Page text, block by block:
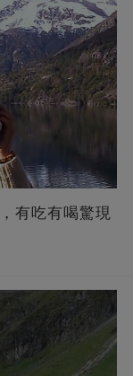
有吃有喝驚現